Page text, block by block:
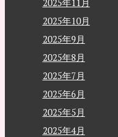
2025年11月
2025年10月
2025年9月
2025年8月
2025年7月
2025年6月
2025年5月
2025年4月